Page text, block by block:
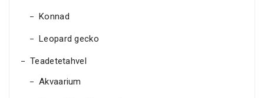
Konnad
Leopard gecko
Teadetetahvel
Akvaarium